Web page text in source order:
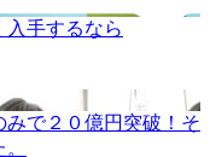
手するなら
で２０億円突破！そ